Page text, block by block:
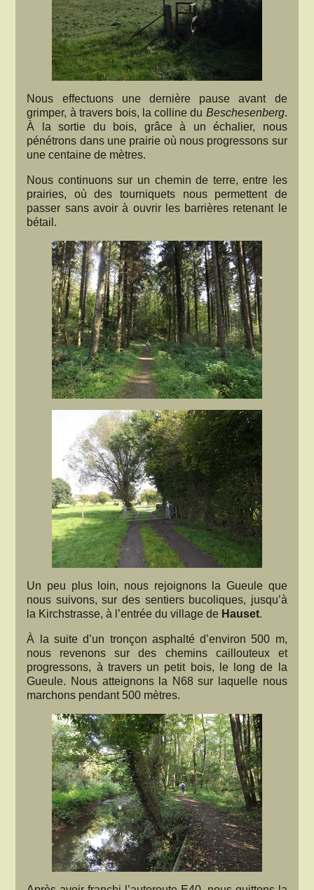
Nous effectuons une dernière pause avant de
grimper, à travers bois, la colline du Beschesenberg.
À la sortie du bois, grâce à un échalier, nous
pénétrons dans une prairie où nous progressons sur
une centaine de mètres.
Nous continuons sur un chemin de terre, entre les
prairies, où des tourniquets nous permettent de
passer sans avoir à ouvrir les barrières retenant le
bétail.
Un peu plus loin, nous rejoignons la Gueule que
nous suivons, sur des sentiers bucoliques, jusqu’à
la Kirchstrasse, à l’entrée du village de Hauset.
À la suite d’un tronçon asphalté d’environ 500 m,
nous revenons sur des chemins caillouteux et
progressons, à travers un petit bois, le long de la
Gueule. Nous atteignons la N68 sur laquelle nous
marchons pendant 500 mètres.